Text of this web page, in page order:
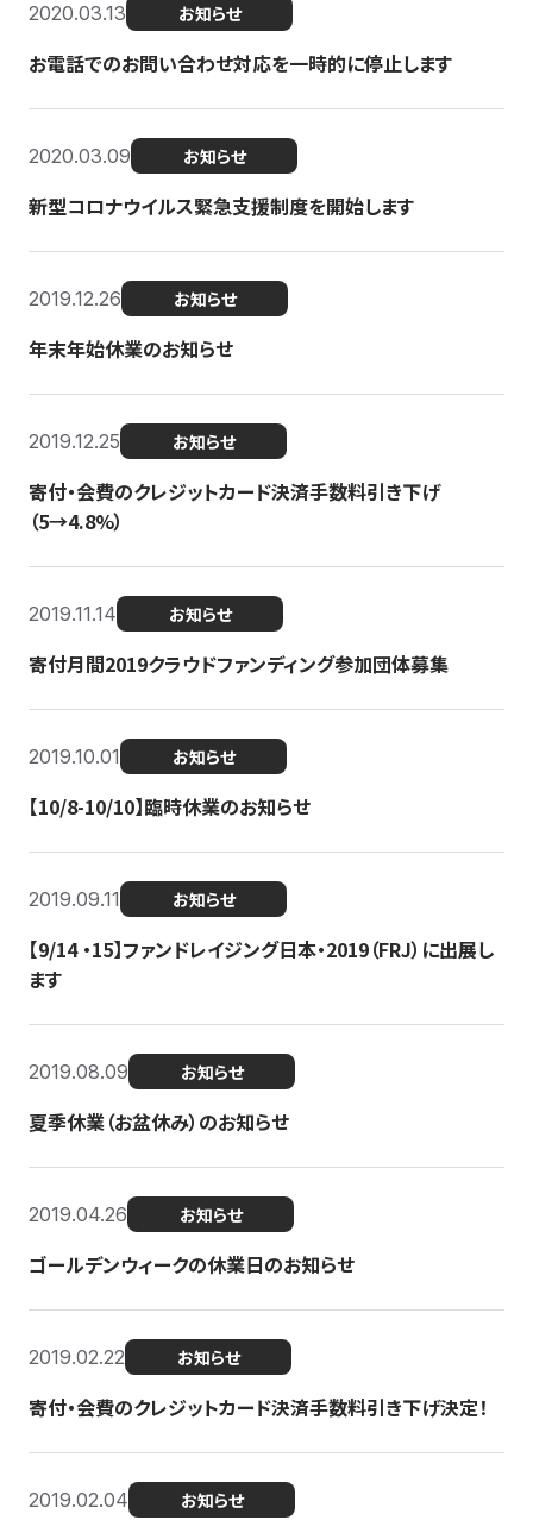
2020.03.13 お知らせ
お電話でのお問い合わせ対応を一時的に停止します
2020.03.09 お知らせ
新型コロナウイルス緊急支援制度を開始します
2019.12.26 お知らせ
年末年始休業のお知らせ
2019.12.25 お知らせ
寄付・会費のクレジットカード決済手数料引き下げ
（5→4.8%）
2019.11.14 お知らせ
寄付月間2019クラウドファンディング参加団体募集
2019.10.01 お知らせ
【10/8-10/10】臨時休業のお知らせ
2019.09.11 お知らせ
【9/14 ・15】ファンドレイジング日本・2019（FRJ）に出展し
ます
2019.08.09 お知らせ
夏季休業（お盆休み）のお知らせ
2019.04.26 お知らせ
ゴールデンウィークの休業日のお知らせ
2019.02.22 お知らせ
寄付・会費のクレジットカード決済手数料引き下げ決定！
2019.02.04 お知らせ